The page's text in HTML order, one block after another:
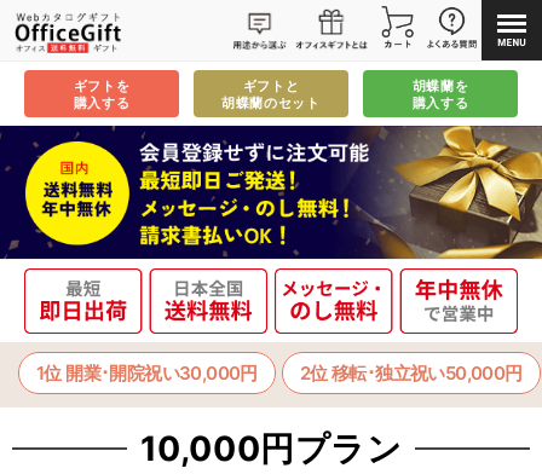
ギフトを
購入する
ギフトと
胡蝶蘭のセット
胡蝶蘭を
購入する
1位 開業･開院祝い30,000円 2位 移転･独立祝い50,000円
10,000円プラン